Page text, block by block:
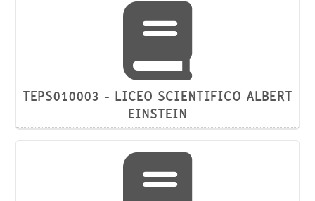
TEPS010003 - LICEO SCIENTIFICO ALBERT
EINSTEIN